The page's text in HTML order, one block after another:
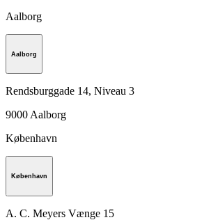
Aalborg
Aalborg
Rendsburggade 14, Niveau 3
9000 Aalborg
København
København
A. C. Meyers Vænge 15